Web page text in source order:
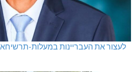
לעצור את העבריינות במעלות-תרשיחא